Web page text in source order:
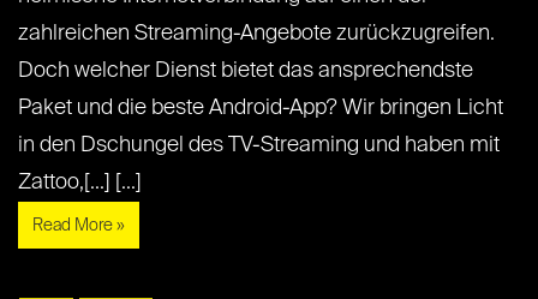
zahlreichen Streaming-Angebote zurückzugreifen.
Doch welcher Dienst bietet das ansprechendste
Paket und die beste Android-App? Wir bringen Licht
in den Dschungel des TV-Streaming und haben mit
Zattoo,[...] [...]
Read More »